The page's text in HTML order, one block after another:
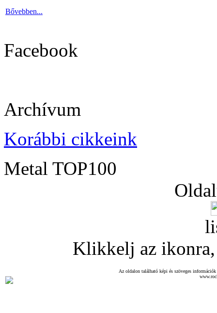
Bővebben...
Facebook
Archívum
Korábbi cikkeink
Metal TOP100
Klikkelj az ikonra,
Az oldalon található képi és szöveges információk